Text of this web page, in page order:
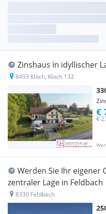
Zinshaus in idyllischer
8493 Klöch, Klöch 132
€
€
Werden Sie Ihr eigener
zentraler Lage in Feldbach
8330 Feldbach